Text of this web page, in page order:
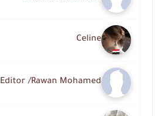
Celine
Editor /Rawan Mohamed